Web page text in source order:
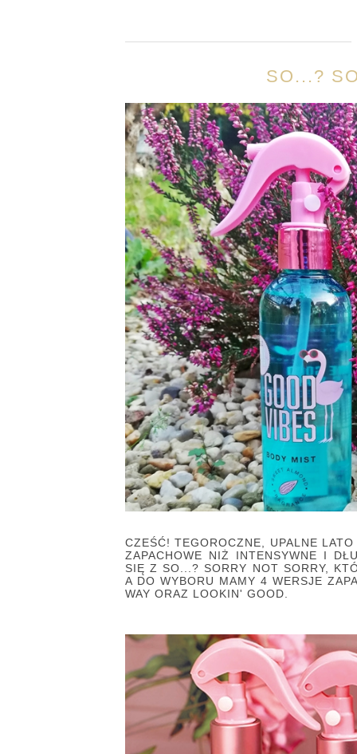
SO...?
CZEŚĆ! TEGOROCZNE, UPALNE
ZAPACHOWE NIŻ INTENSYWNE I
SIĘ Z SO...? SORRY NOT SORRY,
A DO WYBORU MAMY 4 WERSJE
WAY ORAZ LOOKIN' GOOD.